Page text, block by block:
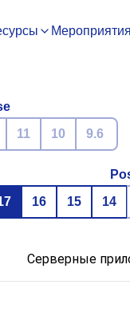
Мероприятия
11 10 9.6
16 15 14
Серверные